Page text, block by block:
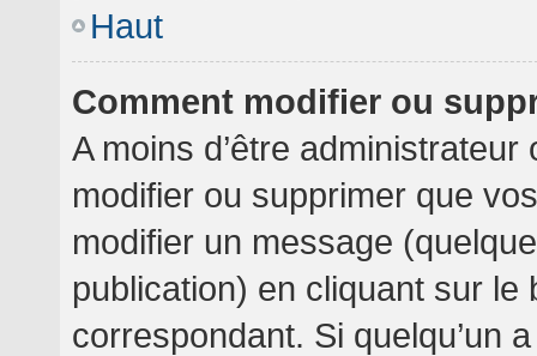
Haut
Comment modifier ou
A moins d’être
modifier ou supprimer que
modifier un message
publication) en cliquant sur le
correspondant. Si quelqu’un